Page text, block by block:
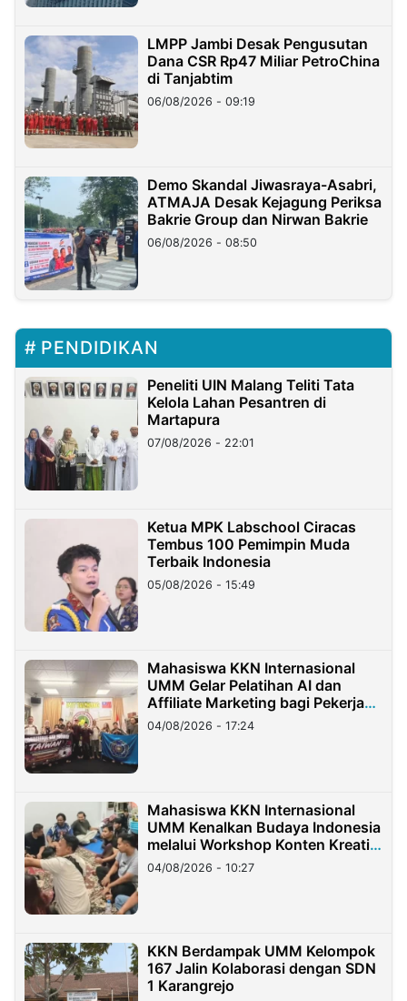
LMPP Jambi Desak Pengusutan
Dana CSR Rp47 Miliar PetroChina
di Tanjabtim
06/08/2026 - 09:19
Demo Skandal Jiwasraya-Asabri,
ATMAJA Desak Kejagung Periksa
Bakrie Group dan Nirwan Bakrie
06/08/2026 - 08:50
PENDIDIKAN
Peneliti UIN Malang Teliti Tata
Kelola Lahan Pesantren di
Martapura
07/08/2026 - 22:01
Ketua MPK Labschool Ciracas
Tembus 100 Pemimpin Muda
Terbaik Indonesia
05/08/2026 - 15:49
Mahasiswa KKN Internasional
UMM Gelar Pelatihan AI dan
Affiliate Marketing bagi Pekerja
Migran Indonesia di Taiwan
04/08/2026 - 17:24
Mahasiswa KKN Internasional
UMM Kenalkan Budaya Indonesia
melalui Workshop Konten Kreatif
di Taiwan
04/08/2026 - 10:27
KKN Berdampak UMM Kelompok
167 Jalin Kolaborasi dengan SDN
1 Karangrejo